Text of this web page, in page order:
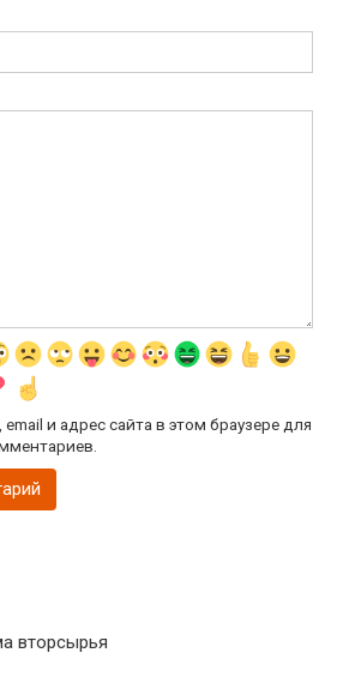
и адрес сайта в этом браузере для
вторсырья